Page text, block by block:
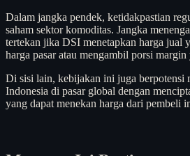
Dalam jangka pendek, ketidakpastian
saham sektor komoditas. Jangka
tertekan jika DSI menetapkan harga jual
harga pasar atau mengambil porsi
Di sisi lain, kebijakan ini juga berpotensi
Indonesia di pasar global dengan
yang dapat menekan harga dari pembeli